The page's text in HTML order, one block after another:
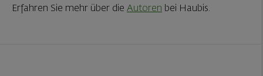
Erfahren Sie mehr über die Autoren bei Haubis.